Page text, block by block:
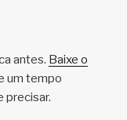
antes. Baixe o
um tempo
precisar.